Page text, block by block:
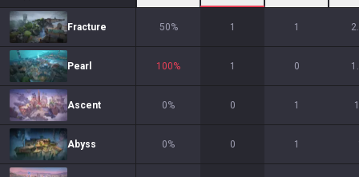
Fracture 50% 1 1
Pearl 100% 1 0
Ascent 0% 0 1
Abyss 0% 0 1